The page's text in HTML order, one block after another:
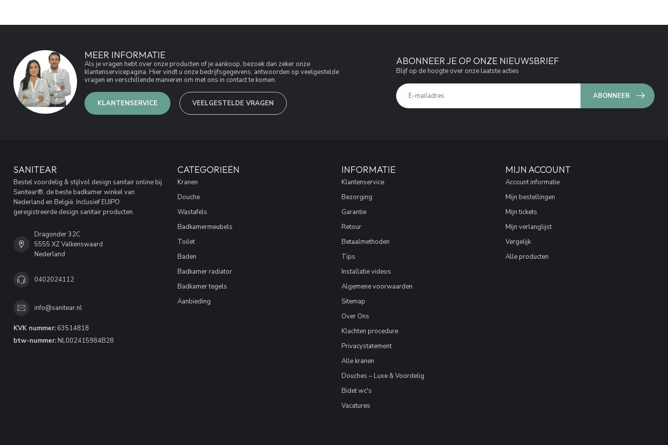
MEER INFORMATIE
Als je vragen hebt over onze producten of je aankoop, bezoek dan zeker onze
klantenservicepagina. Hier vindt u onze bedrijfsgegevens, antwoorden op veelgestelde
vragen en verschillende manieren om met ons in contact te komen.
KLANTENSERVICE VEELGESTELDE VRAGEN
ABONNEER JE OP ONZE NIEUWSBRIEF
Blijf op de hoogte over onze laatste acties
ABONNEER
SANITEAR
Bestel voordelig & stijlvol design sanitair online bij
Sanitear®, de beste badkamer winkel van
Nederland en België. Inclusief EUIPO
geregistreerde design sanitair producten.
Dragonder 32C
5555 XZ Valkenswaard
Nederland
0402024112
info@sanitear.nl
KVK nummer: 63514818
btw-nummer: NL002415984B28
CATEGORIEËN
Kranen
Douche
Wastafels
Badkamermeubels
Toilet
Baden
Badkamer radiator
Badkamer tegels
Aanbieding
INFORMATIE
Klantenservice
Bezorging
Garantie
Retour
Betaalmethoden
Tips
Installatie videos
Algemene voorwaarden
Sitemap
Over Ons
Klachten procedure
Privacystatement
Alle kranen
Douches – Luxe & Voordelig
Bidet wc's
Vacatures
MIJN ACCOUNT
Account informatie
Mijn bestellingen
Mijn tickets
Mijn verlanglijst
Vergelijk
Alle producten